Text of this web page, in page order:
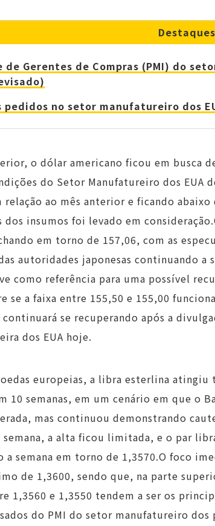
de Gerentes de Compras (PMI) do
pedidos no setor manufatureiro dos
o dólar americano ficou em busca
do Setor Manufatureiro dos
relação ao mês anterior e ficando
dos insumos foi levado em
em torno de 157,06, com as
autoridades japonesas continuando a
como referência para uma possível
se a faixa entre 155,50 e 155,00
se recuperando após a
dos EUA hoje.
europeias, a libra esterlina
10 semanas, em um cenário em que o
mas continuou demonstrando
semana, a alta ficou limitada, e o par
a semana em torno de 1,3570.O foco
de 1,3600, sendo que, na parte
1,3560 e 1,3550 tendem a ser os
do PMI do setor manufatureiro